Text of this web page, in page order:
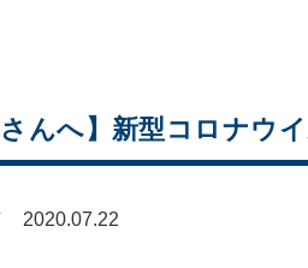
さんへ】新型コロナウ
2020.07.22